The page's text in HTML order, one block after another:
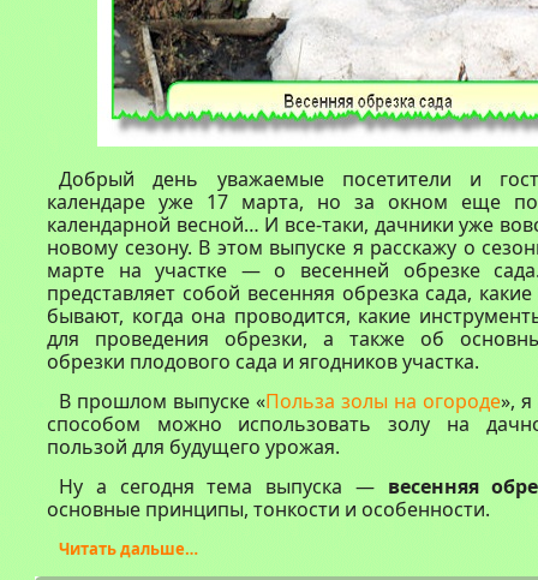
Добрый день уважаемые посетители и
календаре уже 17 марта, но за окном еще
календарной весной… И все-таки, дачники уже
новому сезону. В этом выпуске я расскажу о
марте на участке — о весенней обрезке
представляет собой весенняя обрезка сада,
бывают, когда она проводится, какие
для проведения обрезки, а также об
обрезки плодового сада и ягодников участка.
В прошлом выпуске «Польза золы на огороде»,
способом можно использовать золу на
пользой для будущего урожая.
Ну а сегодня тема выпуска — весенняя
основные принципы, тонкости и особенности.
Читать дальше…